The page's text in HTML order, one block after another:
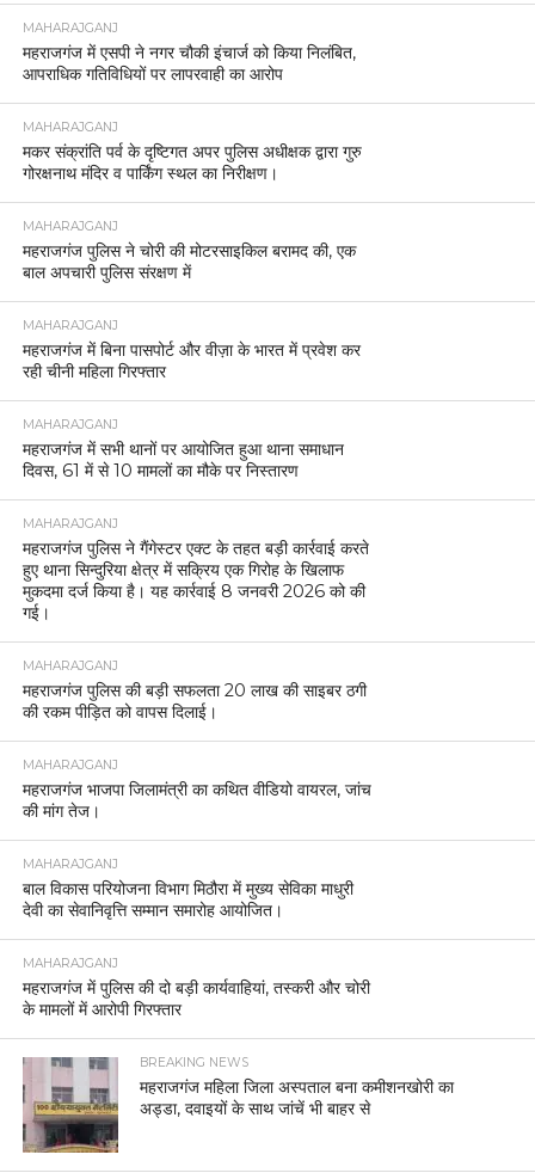
MAHARAJGANJ
महराजगंज में एसपी ने नगर चौकी इंचार्ज को किया निलंबित,
आपराधिक गतिविधियों पर लापरवाही का आरोप
MAHARAJGANJ
मकर संक्रांति पर्व के दृष्टिगत अपर पुलिस अधीक्षक द्वारा गुरु
गोरक्षनाथ मंदिर व पार्किंग स्थल का निरीक्षण।
MAHARAJGANJ
महराजगंज पुलिस ने चोरी की मोटरसाइकिल बरामद की, एक
बाल अपचारी पुलिस संरक्षण में
MAHARAJGANJ
महराजगंज में बिना पासपोर्ट और वीज़ा के भारत में प्रवेश कर
रही चीनी महिला गिरफ्तार
MAHARAJGANJ
महराजगंज में सभी थानों पर आयोजित हुआ थाना समाधान
दिवस, 61 में से 10 मामलों का मौके पर निस्तारण
MAHARAJGANJ
महराजगंज पुलिस ने गैंगेस्टर एक्ट के तहत बड़ी कार्रवाई करते
हुए थाना सिन्दुरिया क्षेत्र में सक्रिय एक गिरोह के खिलाफ
मुकदमा दर्ज किया है। यह कार्रवाई 8 जनवरी 2026 को की
गई।
MAHARAJGANJ
महराजगंज पुलिस की बड़ी सफलता 20 लाख की साइबर ठगी
की रकम पीड़ित को वापस दिलाई।
MAHARAJGANJ
महराजगंज भाजपा जिलामंत्री का कथित वीडियो वायरल, जांच
की मांग तेज।
MAHARAJGANJ
बाल विकास परियोजना विभाग मिठौरा में मुख्य सेविका माधुरी
देवी का सेवानिवृत्ति सम्मान समारोह आयोजित।
MAHARAJGANJ
महराजगंज में पुलिस की दो बड़ी कार्यवाहियां, तस्करी और चोरी
के मामलों में आरोपी गिरफ्तार
BREAKING NEWS
महराजगंज महिला जिला अस्पताल बना कमीशनखोरी का
अड्डा, दवाइयों के साथ जांचें भी बाहर से